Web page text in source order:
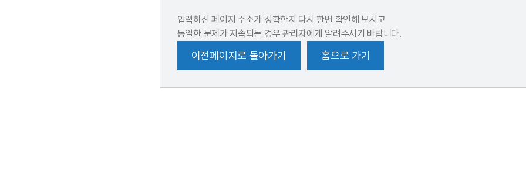
입력하신 페이지 주소가 정확한지 다시 한번 확인해 보시고
동일한 문제가 지속되는 경우 관리자에게 알려주시기 바랍니다.
이전페이지로 돌아가기 홈으로 가기